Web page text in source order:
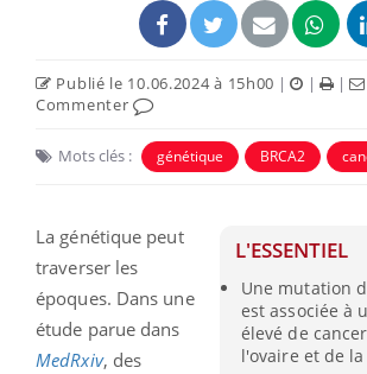
Publié le 10.06.2024 à 15h00 | | |
Commenter
Mots clés : génétique BRCA2
L'ESSENTIEL
Une mutation
est associée à
élevé de
l'ovaire et de
La génétique peut
traverser les
époques. Dans une
étude parue dans
MedRxiv, des